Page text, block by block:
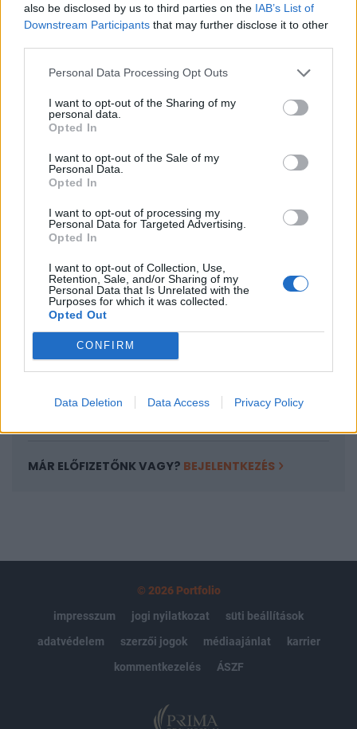
also be disclosed by us to third parties on the IAB’s List of
Downstream Participants that may further disclose it to other
Personal Data Processing Opt Outs
I want to opt-out of the Sharing of my
personal data.
Opted In
I want to opt-out of the Sale of my
Personal Data.
Opted In
I want to opt-out of processing my
Personal Data for Targeted Advertising.
Opted In
I want to opt-out of Collection, Use,
Retention, Sale, and/or Sharing of my
Personal Data that Is Unrelated with the
Purposes for which it was collected.
Opted Out
CONFIRM
Data Deletion Data Access Privacy Policy
finomítók és a csökkenő olajárak határozták meg.
Home Depot papírjait, melyek ismét a Dow komponensek
legnagyobb nyertesei lettek 3.4%-os felértékelődéssel.A
Wal-Martnak jól jött az olajárak csökkenése, mely a
kiskereskedelmi óriást. A kurzus 2.6%-kal emelkedett....
KEDVES OLVASÓNK!
A keresett cikk a portfolio.hu hírarchívumához
regisztrációhoz kötött.
Az előfizetés a következőket tartalmazza:
Portfolio.hu teljes cikkarchívum
Kötéslisták: BÉT elmúlt 2 év napon belüli
kötéslistái
Előfizetés
MÁR ELŐFIZETŐNK VAGY? BEJELENTKEZÉS
© 2026 Portfolio
impresszum
jogi nyilatkozat
süti beállítások
adatvédelem
szerzői jogok médiaajánlat
karrier
kommentkezelés
ÁSZF